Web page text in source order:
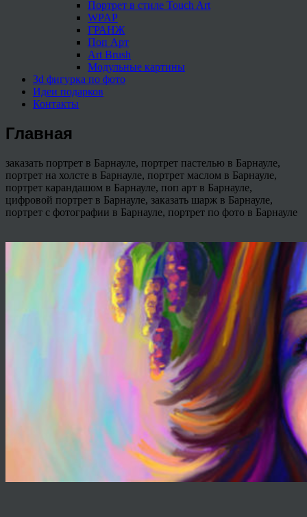
Портрет в стиле Touch Art
WPAP
ГРАНЖ
Поп Арт
Art Brush
Модульные картины
3d фигурка по фото
Идеи подарков
Контакты
Главная
заказать портрет в Барнауле, портрет пастелью в Барнауле,
портрет на холсте в Барнауле, портрет маслом в Барнауле,
портрет карандашом в Барнауле, поп арт в Барнауле,
цифровой портрет в Барнауле, заказать шарж в Барнауле,
портрет с фотографии в Барнауле, портрет по фото в Барнауле